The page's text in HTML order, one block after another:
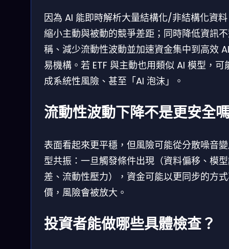
因為 AI 能即時解析大量結構化/非結構化資
縮小主動與被動的競爭差距；同時降低資訊
稱、減少流動性波動並加速資金集中到高效
易機構。若 ETF 與主動也用類似 AI 模型，可
成系統性風險、甚至「AI 泡沫」。
流動性波動下降不是更安全
表面看起來更平穩，但風險可能從分散噪音
型共振：一旦觸發條件出現（資料偏移、模
差、流動性壓力），資金可能以更同步的方
價，風險會被放大。
投資者能做哪些具體檢查？